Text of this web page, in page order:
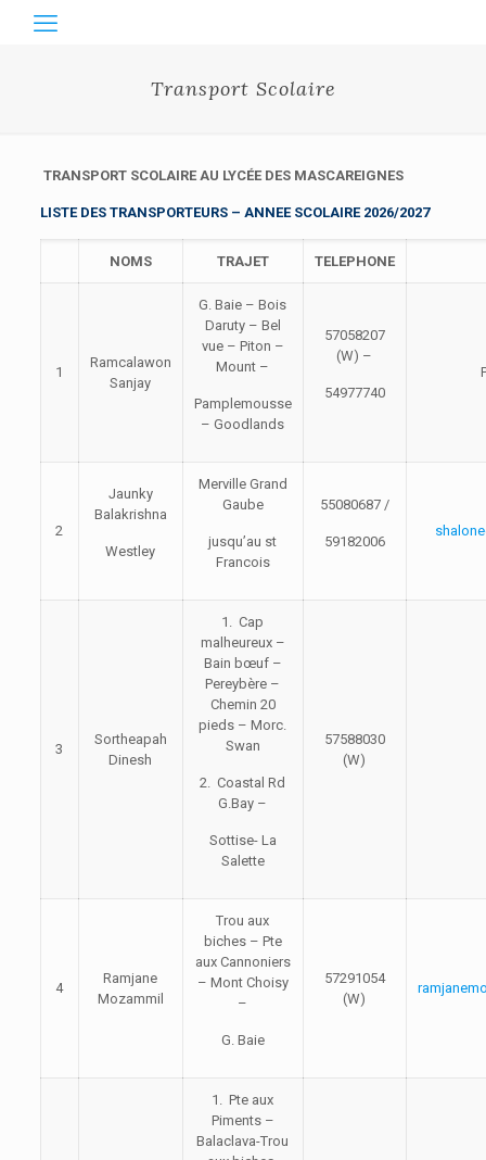
Transport Scolaire
TRANSPORT SCOLAIRE AU LYCÉE DES MASCAREIGNES
LISTE DES TRANSPORTEURS – ANNEE SCOLAIRE 2026/2027
NOMS TRAJET TELEPHONE
1
Ramcalawon
Sanjay
G. Baie – Bois
Daruty – Bel
vue – Piton –
Mount –
Pamplemousse
– Goodlands
57058207
(W) –
54977740
2
Jaunky
Balakrishna
Westley
Merville Grand
Gaube
jusqu’au st
Francois
55080687 /
59182006
3
Sortheapah
Dinesh
1. Cap
malheureux –
Bain bœuf –
Pereybère –
Chemin 20
pieds – Morc.
Swan
2. Coastal Rd
G.Bay –
Sottise- La
Salette
57588030
(W)
4
Ramjane
Mozammil
Trou aux
biches – Pte
aux Cannoniers
– Mont Choisy
–
G. Baie
57291054
(W)
1. Pte aux
Piments –
Balaclava-Trou